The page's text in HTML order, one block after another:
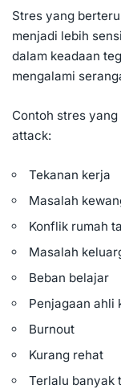
Stres yang
menjadi lebih
dalam keadaan
mengalami
Contoh stres
attack:
Tekanan kerja
Masalah
Konflik rumah
Masalah
Beban belajar
Penjagaan ahli
Burnout
Kurang rehat
Terlalu banyak